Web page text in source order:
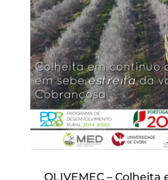
OLIVEMEC –